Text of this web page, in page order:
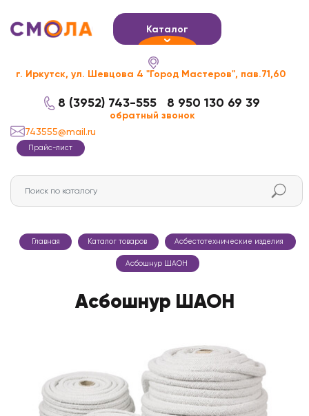
Каталог
г. Иркутск, ул. Шевцова 4 "Город Мастеров", пав.71,60
8 (3952) 743-555 8 950 130 69 39
обратный звонок
743555@mail.ru
Прайс-лист
Главная Каталог товаров Асбестотехнические изделия
Асбошнур ШАОН
Асбошнур ШАОН